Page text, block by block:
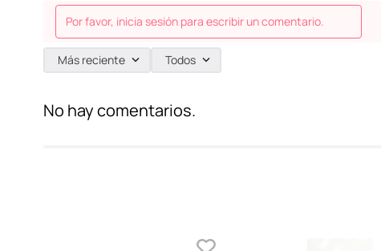
Por favor, inicia sesión para escribir un comentario.
Más reciente Todos
No hay comentarios.